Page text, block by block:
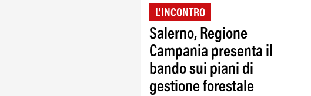
L'INCONTRO
Salerno, Regione
Campania presenta il
bando sui piani di
gestione forestale